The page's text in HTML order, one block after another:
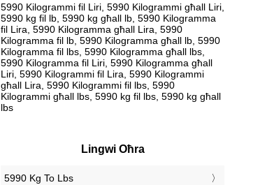
5990 Kilogrammi fil Liri, 5990 Kilogrammi għall Liri,
5990 kg fil lb, 5990 kg għall lb, 5990 Kilogramma
fil Lira, 5990 Kilogramma għall Lira, 5990
Kilogramma fil lb, 5990 Kilogramma għall lb, 5990
Kilogramma fil lbs, 5990 Kilogramma għall lbs,
5990 Kilogramma fil Liri, 5990 Kilogramma għall
Liri, 5990 Kilogrammi fil Lira, 5990 Kilogrammi
għall Lira, 5990 Kilogrammi fil lbs, 5990
Kilogrammi għall lbs, 5990 kg fil lbs, 5990 kg għall
lbs
Lingwi Oħra
‎5990 Kg To Lbs